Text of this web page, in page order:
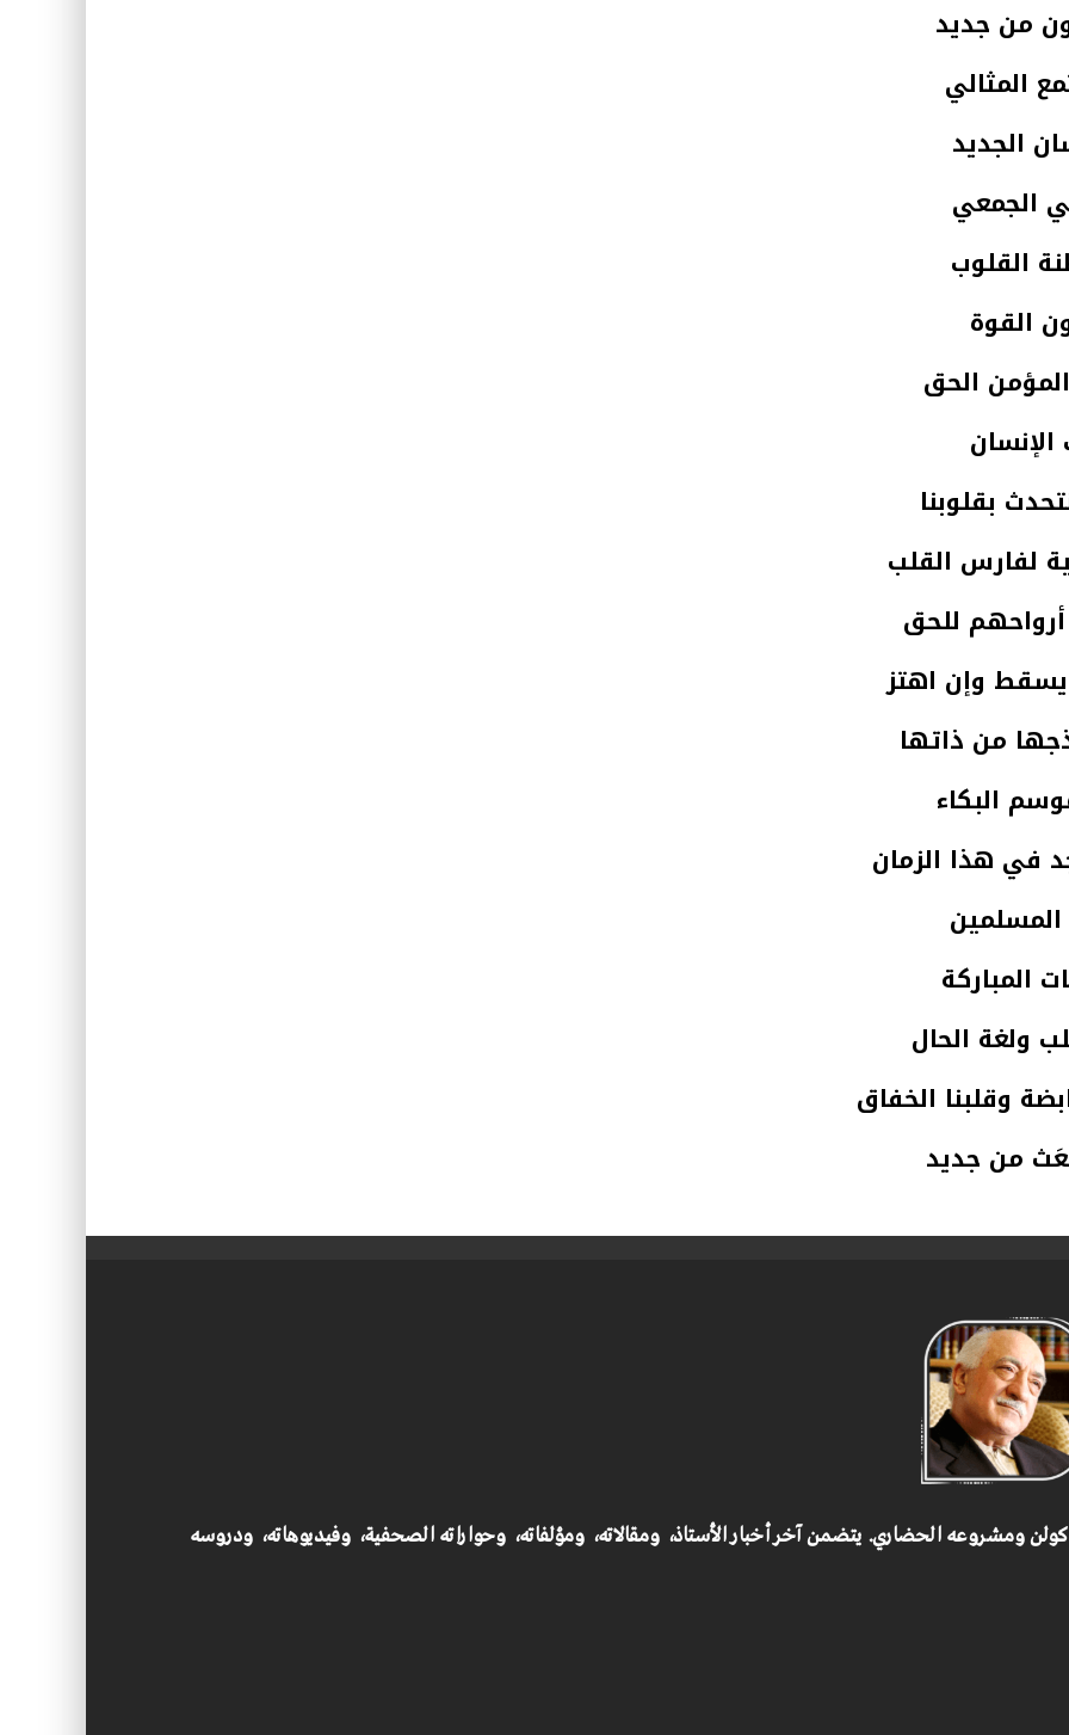
من جديد
المثالي
الجديد
الجمعي
القلوب
القوة
الحق
بقلوبنا
لفارس القلب
أرواحهم للحق
يسقط وإن اهتز
من ذاتها
البكاء
في هذا الزمان
المسلمين
المباركة
ولغة الحال
وقلبنا الخفاق
من جديد
كولن ومشروعه الحضاري. يتضمن آخر أخبار الأستاذ، ومقالاته، ومؤلفاته، وحواراته الصحفية، وفيديوهاته، ودروسه